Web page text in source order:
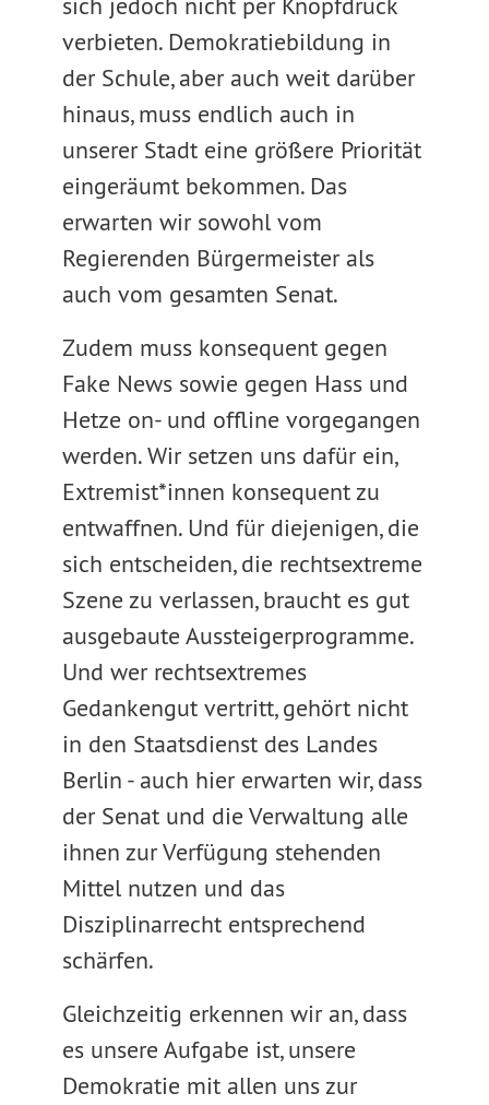
verbieten. Demokratiebildung in
der Schule, aber auch weit darüber
hinaus, muss endlich auch in
unserer Stadt eine größere Priorität
eingeräumt bekommen. Das
erwarten wir sowohl vom
Regierenden Bürgermeister als
auch vom gesamten Senat.
Zudem muss konsequent gegen
Fake News sowie gegen Hass und
Hetze on- und offline vorgegangen
werden. Wir setzen uns dafür ein,
Extremist*innen konsequent zu
entwaffnen. Und für diejenigen, die
sich entscheiden, die rechtsextreme
Szene zu verlassen, braucht es gut
ausgebaute Aussteigerprogramme.
Und wer rechtsextremes
Gedankengut vertritt, gehört nicht
in den Staatsdienst des Landes
Berlin - auch hier erwarten wir, dass
der Senat und die Verwaltung alle
ihnen zur Verfügung stehenden
Mittel nutzen und das
Disziplinarrecht entsprechend
schärfen.
Gleichzeitig erkennen wir an, dass
es unsere Aufgabe ist, unsere
Demokratie mit allen uns zur